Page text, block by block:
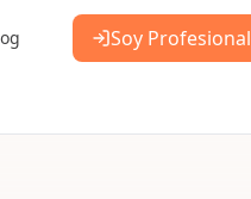
Soy Profesional